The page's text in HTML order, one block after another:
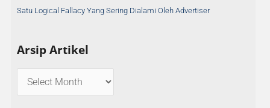
Satu Logical Fallacy Yang Sering Dialami Oleh Advertiser
Arsip Artikel